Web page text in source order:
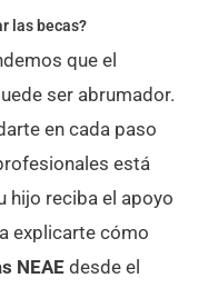
las becas?
que el
ser abrumador.
en cada paso
está
hijo reciba el apoyo
explicarte cómo
NEAE desde el